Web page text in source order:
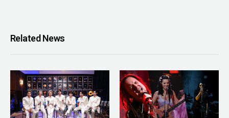
Related News